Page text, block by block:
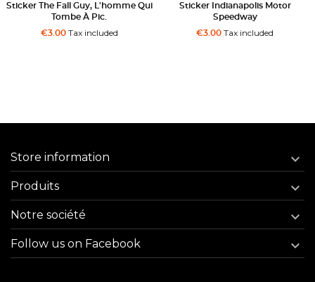
Sticker The Fall Guy, L'homme Qui
Tombe À Pic.
€3.00Tax included
Sticker Indianapolis Motor
Speedway
€3.00 Tax included
Store information 
Produits 
Notre société 
Follow us on Facebook 